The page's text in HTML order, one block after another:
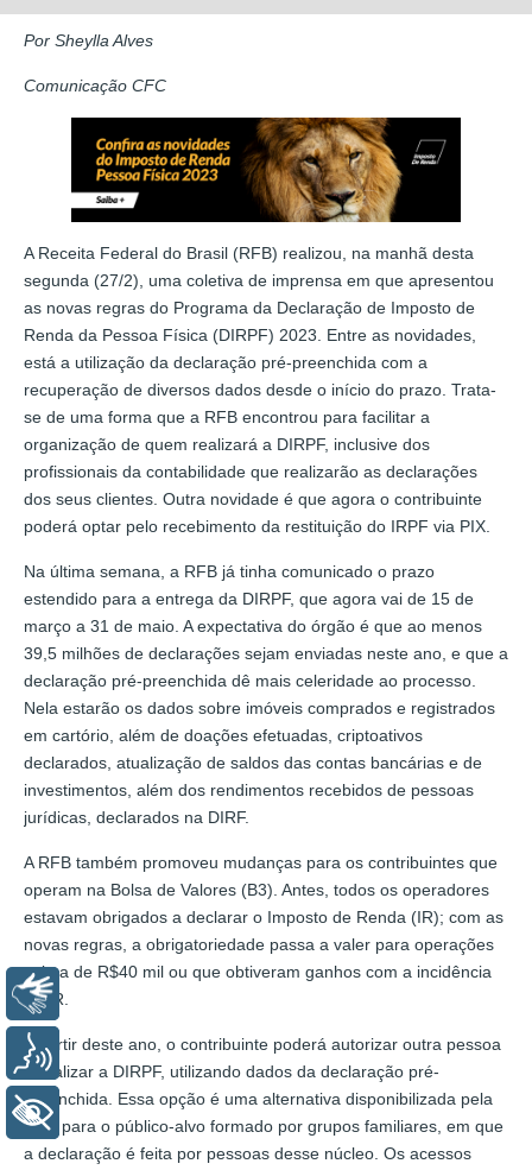
Por Sheylla Alves
Comunicação CFC
A Receita Federal do Brasil (RFB) realizou, na manhã desta
segunda (27/2), uma coletiva de imprensa em que apresentou
as novas regras do Programa da Declaração de Imposto de
Renda da Pessoa Física (DIRPF) 2023. Entre as novidades,
está a utilização da declaração pré-preenchida com a
recuperação de diversos dados desde o início do prazo. Trata-
se de uma forma que a RFB encontrou para facilitar a
organização de quem realizará a DIRPF, inclusive dos
profissionais da contabilidade que realizarão as declarações
dos seus clientes. Outra novidade é que agora o contribuinte
poderá optar pelo recebimento da restituição do IRPF via PIX.
Na última semana, a RFB já tinha comunicado o prazo
estendido para a entrega da DIRPF, que agora vai de 15 de
março a 31 de maio. A expectativa do órgão é que ao menos
39,5 milhões de declarações sejam enviadas neste ano, e que a
declaração pré-preenchida dê mais celeridade ao processo.
Nela estarão os dados sobre imóveis comprados e registrados
em cartório, além de doações efetuadas, criptoativos
declarados, atualização de saldos das contas bancárias e de
investimentos, além dos rendimentos recebidos de pessoas
jurídicas, declarados na DIRF.
A RFB também promoveu mudanças para os contribuintes que
operam na Bolsa de Valores (B3). Antes, todos os operadores
estavam obrigados a declarar o Imposto de Renda (IR); com as
novas regras, a obrigatoriedade passa a valer para operações
acima de R$40 mil ou que obtiveram ganhos com a incidência
do IR.
A partir deste ano, o contribuinte poderá autorizar outra pessoa
a realizar a DIRPF, utilizando dados da declaração pré-
preenchida. Essa opção é uma alternativa disponibilizada pela
RFB para o público-alvo formado por grupos familiares, em que
a declaração é feita por pessoas desse núcleo. Os acessos
Voz
+ Acessibilidade